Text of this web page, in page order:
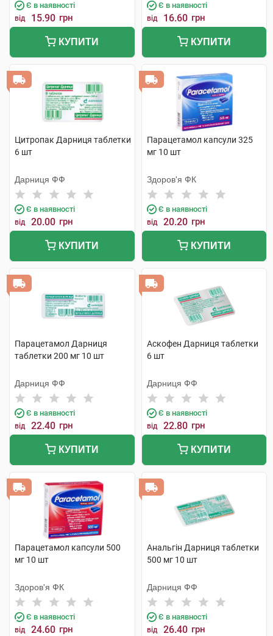
Є в наявності
від 15.90 грн
КУПИТИ
Є в наявності
від 16.60 грн
КУПИТИ
Цитропак Дарниця таблетки
6 шт
Дарниця ФФ
Є в наявності
від 20.00 грн
КУПИТИ
Парацетамол капсули 325
мг 10 шт
Здоров'я ФК
Є в наявності
від 20.20 грн
КУПИТИ
Парацетамол Дарниця
таблетки 200 мг 10 шт
Дарниця ФФ
Є в наявності
від 22.40 грн
КУПИТИ
Аскофен Дарниця таблетки
6 шт
Дарниця ФФ
Є в наявності
від 22.80 грн
КУПИТИ
Парацетамол капсули 500
мг 10 шт
Здоров'я ФК
Є в наявності
від 24.60 грн
Анальгін Дарниця таблетки
500 мг 10 шт
Дарниця ФФ
Є в наявності
від 26.40 грн